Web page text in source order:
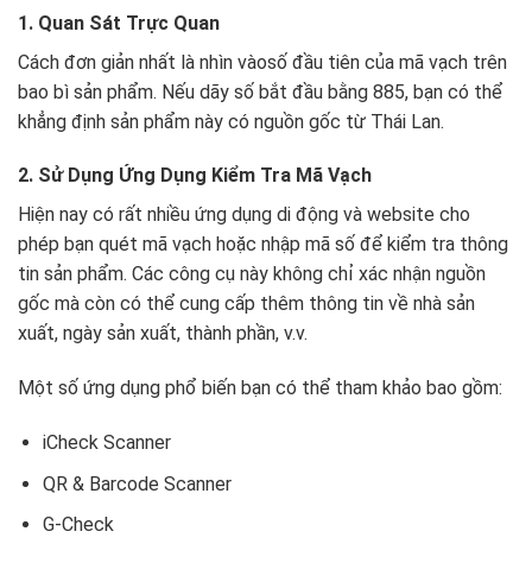
1. Quan Sát Trực Quan
Cách đơn giản nhất là nhìn vàosố đầu tiên của mã vạch trên
bao bì sản phẩm. Nếu dãy số bắt đầu bằng 885, bạn có thể
khẳng định sản phẩm này có nguồn gốc từ Thái Lan.
2. Sử Dụng Ứng Dụng Kiểm Tra Mã Vạch
Hiện nay có rất nhiều ứng dụng di động và website cho
phép bạn quét mã vạch hoặc nhập mã số để kiểm tra thông
tin sản phẩm. Các công cụ này không chỉ xác nhận nguồn
gốc mà còn có thể cung cấp thêm thông tin về nhà sản
xuất, ngày sản xuất, thành phần, v.v.
Một số ứng dụng phổ biến bạn có thể tham khảo bao gồm:
iCheck Scanner
QR & Barcode Scanner
G-Check